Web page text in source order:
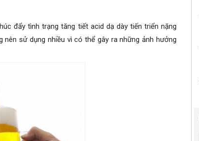
đẩy tình trạng tăng tiết acid dạ dày tiến triển nặng
sử dụng nhiều vì có thể gây ra những ảnh hưởng